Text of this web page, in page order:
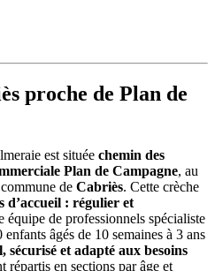
proche de Plan de
est située chemin des
Plan de Campagne, au
de Cabriès. Cette crèche
d’accueil : régulier et
équipe de professionnels spécialiste
âgés de 10 semaines à 3 ans
sécurisé et adapté aux besoins
répartis en sections par âge et